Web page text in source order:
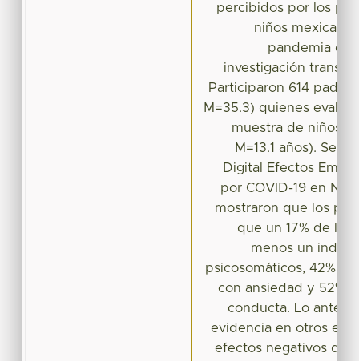
percibidos por los
niños
pandemia de
investigación
Participaron 614
M=35.3) quienes
muestra de niños
M=13.1 años). Se
Digital Efectos
por COVID-19 en
mostraron que los
que un 17% de los
menos un
psicosomáticos, 42%
con ansiedad y 52%
conducta. Lo
evidencia en otros
efectos negativos de